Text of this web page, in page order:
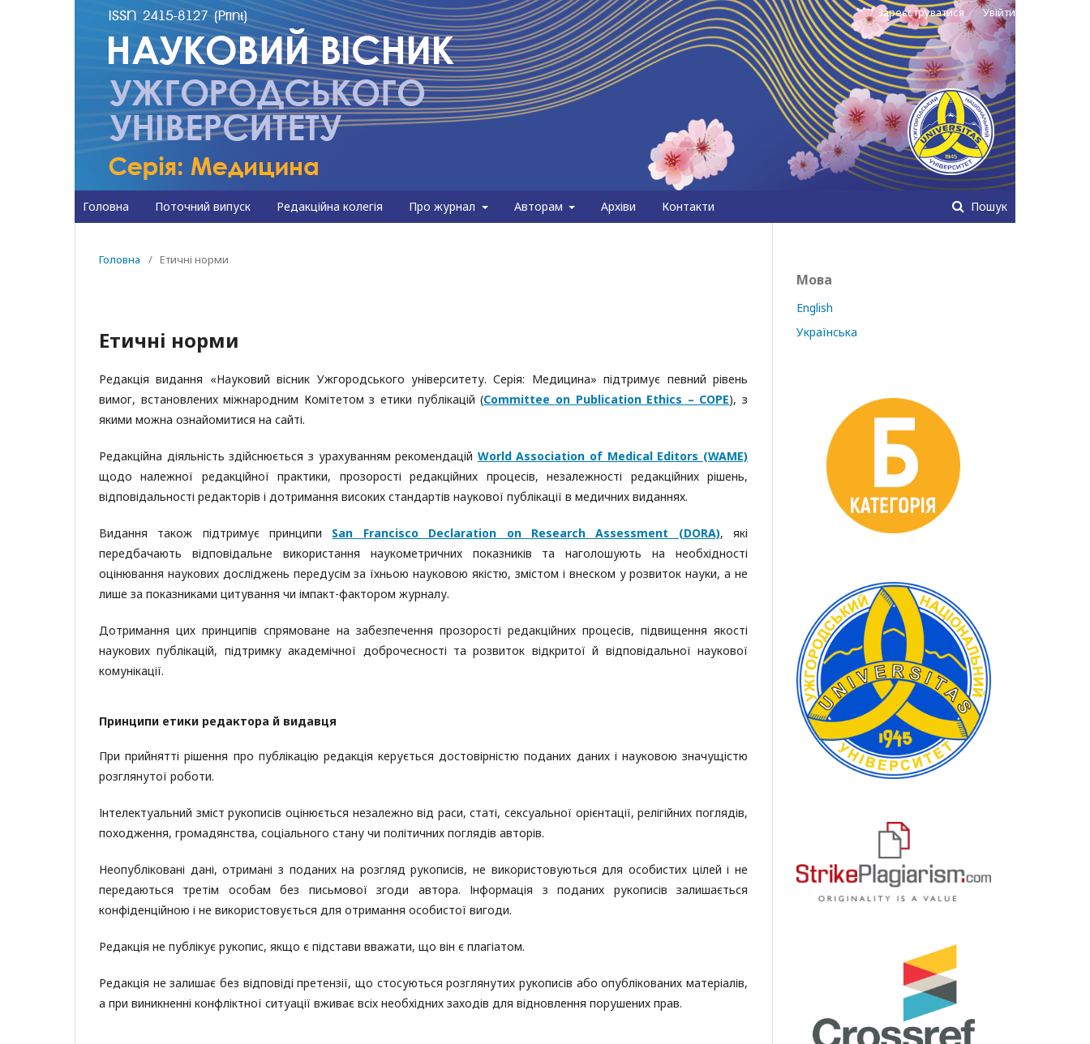
Головна Поточний випуск Редакційна колегія Про журнал Авторам Архіви Контакти Пошук
Зареєструватися Увійти
Головна / Етичні норми
Етичні норми
Редакція видання «Науковий вісник Ужгородського університету. Серія: Медицина» підтримує певний рівень
вимог, встановлених міжнародним Комітетом з етики публікацій (Committee on Publication Ethics – COPE), з
якими можна ознайомитися на сайті.
Редакційна діяльність здійснюється з урахуванням рекомендацій World Association of Medical Editors (WAME)
щодо належної редакційної практики, прозорості редакційних процесів, незалежності редакційних рішень,
відповідальності редакторів і дотримання високих стандартів наукової публікації в медичних виданнях.
Видання також підтримує принципи San Francisco Declaration on Research Assessment (DORA), які
передбачають відповідальне використання наукометричних показників та наголошують на необхідності
оцінювання наукових досліджень передусім за їхньою науковою якістю, змістом і внеском у розвиток науки, а не
лише за показниками цитування чи імпакт-фактором журналу.
Дотримання цих принципів спрямоване на забезпечення прозорості редакційних процесів, підвищення якості
наукових публікацій, підтримку академічної доброчесності та розвиток відкритої й відповідальної наукової
комунікації.
Принципи етики редактора й видавця
При прийнятті рішення про публікацію редакція керується достовірністю поданих даних і науковою значущістю
розглянутої роботи.
Інтелектуальний зміст рукописів оцінюється незалежно від раси, статі, сексуальної орієнтації, релігійних поглядів,
походження, громадянства, соціального стану чи політичних поглядів авторів.
Неопубліковані дані, отримані з поданих на розгляд рукописів, не використовуються для особистих цілей і не
передаються третім особам без письмової згоди автора. Інформація з поданих рукописів залишається
конфіденційною і не використовується для отримання особистої вигоди.
Редакція не публікує рукопис, якщо є підстави вважати, що він є плагіатом.
Редакція не залишає без відповіді претензії, що стосуються розглянутих рукописів або опублікованих матеріалів,
а при виникненні конфліктної ситуації вживає всіх необхідних заходів для відновлення порушених прав.
Мова
English
Українська